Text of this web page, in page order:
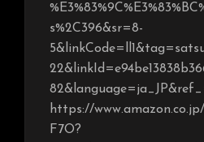
s%2C396&sr=8-
https://
F7O?